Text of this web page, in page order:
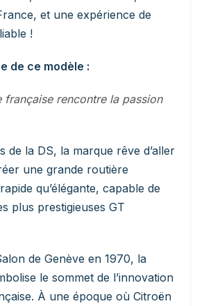
et une expérience de
!
de ce modèle :
française rencontre la passion
de la DS, la marque rêve d’aller
une grande routière
qu’élégante, capable de
plus prestigieuses GT
de Genève en 1970, la
le sommet de l’innovation
À une époque où Citroën